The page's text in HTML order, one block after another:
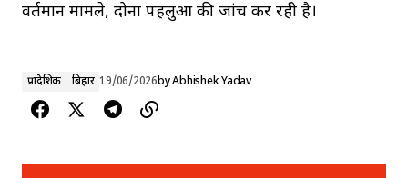
वर्तमान मामले, दोनों पहलुओं की जांच कर रही है।
प्रादेशिक बिहार 19/06/2026byAbhishek Yadav